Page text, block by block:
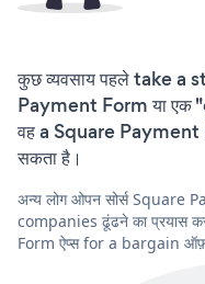
कुछ व्यवसाय पहले take a
Payment Form या एक
वह a Square Payment
सकता है।
अन्य लोग ओपन सोर्स Square
companies ढूंढने का प्रयास
Form ऐप्स for a bargain